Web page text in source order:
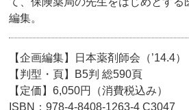
編集。
【企画編集】日本薬剤師会（’14.4）
【判型・頁】B5判 総590頁
【定価】6,050円（消費税込み）
ISBN：978-4-8408-1263-4 C3047